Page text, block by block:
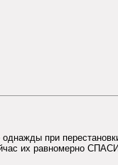
при
их равномерно